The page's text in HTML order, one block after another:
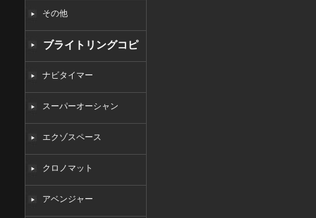
その他
ブライトリングコピ
ー ナビタイマー
スーパーオーシャン
エクゾスペース
クロノマット
アベンジャー